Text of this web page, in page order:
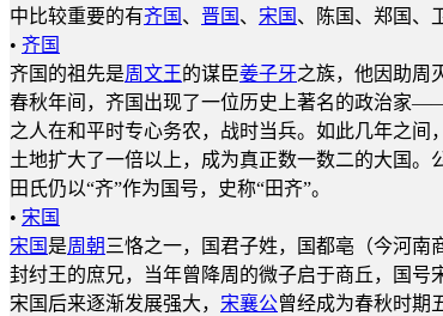
中比较重要的有齐国 、 晋国 、 宋国 、陈国、郑国、
• 齐国
齐国的祖先是周文王的谋臣姜子牙之族，他因助周
春秋年间，齐国出现了一位历史上著名的政治家
之人在和平时专心务农，战时当兵。如此几年之
土地扩大了一倍以上，成为真正数一数二的大国。
田氏仍以“齐”作为国号，史称“田齐”。
• 宋国
宋国 是周朝三恪之一，国君子姓，国都亳（今河南
封纣王的庶兄，当年曾降周的微子启于商丘，国号
宋国后来逐渐发展强大， 宋襄公曾经成为春秋时期